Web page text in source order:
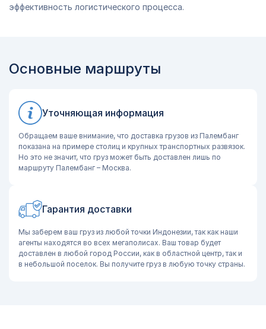
эффективность логистического процесса.
Основные маршруты
Уточняющая информация
Обращаем ваше внимание, что доставка грузов из Палембанг
показана на примере столиц и крупных транспортных развязок.
Но это не значит, что груз может быть доставлен лишь по
маршруту Палембанг – Москва.
Гарантия доставки
Мы заберем ваш груз из любой точки Индонезии, так как наши
агенты находятся во всех мегаполисах. Ваш товар будет
доставлен в любой город России, как в областной центр, так и
в небольшой поселок. Вы получите груз в любую точку страны.